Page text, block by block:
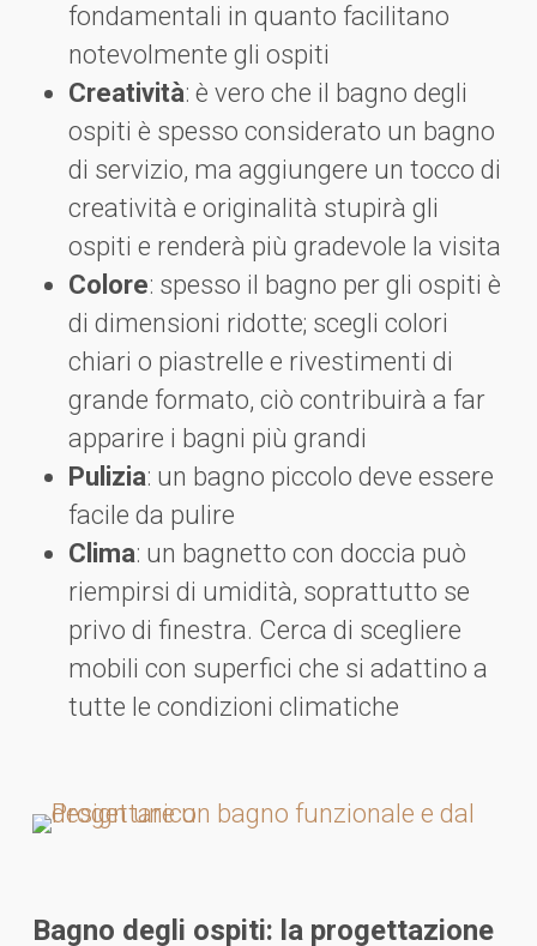
fondamentali in quanto facilitano
notevolmente gli ospiti
Creatività: è vero che il bagno degli
ospiti è spesso considerato un bagno
di servizio, ma aggiungere un tocco di
creatività e originalità stupirà gli
ospiti e renderà più gradevole la visita
Colore: spesso il bagno per gli ospiti è
di dimensioni ridotte; scegli colori
chiari o piastrelle e rivestimenti di
grande formato, ciò contribuirà a far
apparire i bagni più grandi
Pulizia: un bagno piccolo deve essere
facile da pulire
Clima: un bagnetto con doccia può
riempirsi di umidità, soprattutto se
privo di finestra. Cerca di scegliere
mobili con superfici che si adattino a
tutte le condizioni climatiche
Bagno degli ospiti: la progettazione